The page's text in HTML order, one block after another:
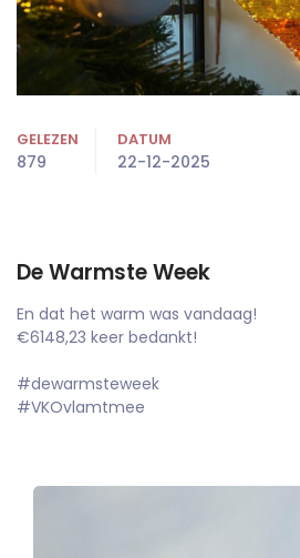
GELEZEN
879
DATUM
22-12-2025
De Warmste Week
En dat het warm was vandaag!
€6148,23 keer bedankt!
#dewarmsteweek
#VKOvlamtmee